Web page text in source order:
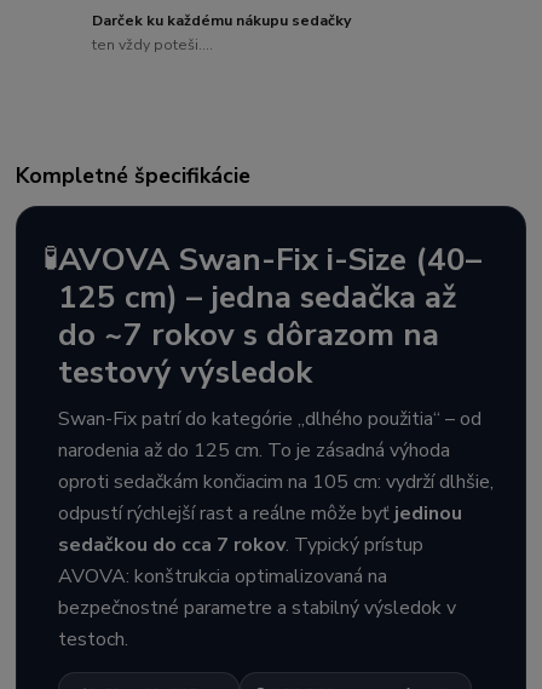
Darček ku každému nákupu sedačky
ten vždy poteši....
Kompletné špecifikácie
🧪AVOVA Swan-Fix i-Size (40–
125 cm) – jedna sedačka až
do ~7 rokov s dôrazom na
testový výsledok
Swan-Fix patrí do kategórie „dlhého použitia“ – od
narodenia až do 125 cm. To je zásadná výhoda
oproti sedačkám končiacim na 105 cm: vydrží dlhšie,
odpustí rýchlejší rast a reálne môže byť jedinou
sedačkou do cca 7 rokov. Typický prístup
AVOVA: konštrukcia optimalizovaná na
bezpečnostné parametre a stabilný výsledok v
testoch.